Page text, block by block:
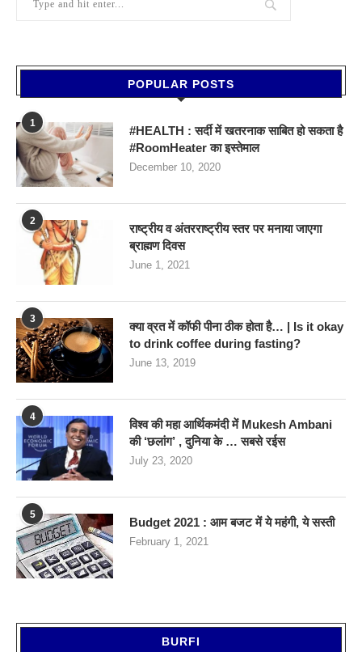
POPULAR POSTS
1
#HEALTH : सर्दी में खतरनाक साबित हो सकता है
#RoomHeater का इस्तेमाल
December 10, 2020
2
राष्ट्रीय व अंतरराष्ट्रीय स्तर पर मनाया जाएगा
ब्राह्मण दिवस
June 1, 2021
3
क्या व्रत में कॉफी पीना ठीक होता है… | Is it okay
to drink coffee during fasting?
June 13, 2019
4
विश्व की महा आर्थिकमंदी में Mukesh Ambani
की ‘छलांग’ , दुनिया के … सबसे रईस
July 23, 2020
5
Budget 2021 : आम बजट में ये महंगी, ये सस्‍ती
February 1, 2021
BURFI